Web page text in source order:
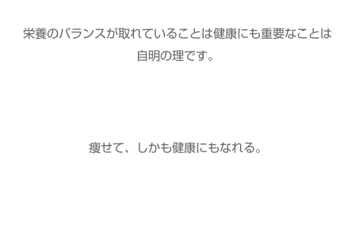
栄養のバランスが取れていることは健康にも重要なことは
自明の理です。
痩せて、しかも健康にもなれる。